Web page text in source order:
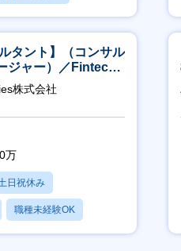
タント】（コンサル
ジャー）／Fintech
弱で上場
株式会社
万
日祝休み
職種未経験OK